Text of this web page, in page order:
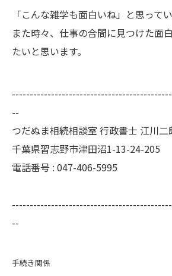
「こんな雑学も面白いね」と思って
また時々、仕事の合間に見つけた面
たいと思います。
--
つだぬま相続相談室 行政書士 江川二
千葉県習志野市津田沼1-13-24-205
電話番号 : 047-406-5995
--
手続き関係